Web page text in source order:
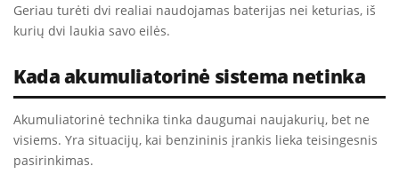
Geriau turėti dvi realiai naudojamas baterijas nei keturias, iš
kurių dvi laukia savo eilės.
Kada akumuliatorinė sistema netinka
Akumuliatorinė technika tinka daugumai naujakurių, bet ne
visiems. Yra situacijų, kai benzininis įrankis lieka teisingesnis
pasirinkimas.